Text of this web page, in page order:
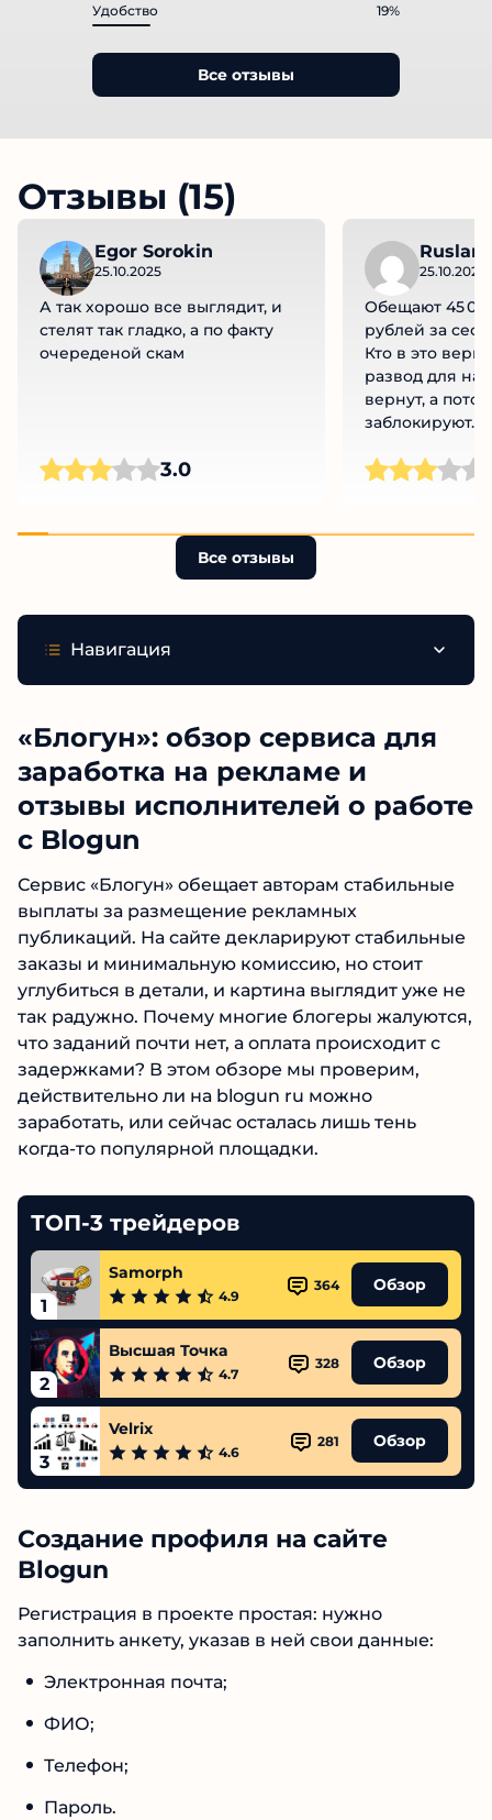
Удобство 19%
Все отзывы
Отзывы (15)
Egor Sorokin
25.10.2025
А так хорошо все выглядит, и
стелят так гладко, а по факту
очереденой скам
3.0
Ruslan
25.10.2025
Обещают 45
рублей за
Кто в это
развод для
вернут, а
заблокируют.
Все отзывы
Навигация
«Блогун»: обзор сервиса для
заработка на рекламе и
отзывы исполнителей о
работе с Blogun
Сервис «Блогун» обещает авторам стабильные
выплаты за размещение рекламных
публикаций. На сайте декларируют
стабильные заказы и минимальную комиссию,
но стоит углубиться в детали, и картина
выглядит уже не так радужно. Почему многие
блогеры жалуются, что заданий почти нет, а
оплата происходит с задержками? В этом
обзоре мы проверим, действительно ли на
blogun ru можно заработать, или сейчас
осталась лишь тень когда-то популярной
ТОП-3 трейдеров
1
Samorph
4.9
Обзор
2
Высшая Точка
4.7
Обзор
3
Velrix
4.6
Обзор
Создание профиля на сайте
Регистрация в проекте простая: нужно